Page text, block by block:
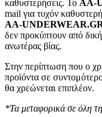
καθυστερήσεις. Το AA-
mail για τυχόν
AA-
δεν προκύπτουν από
ανωτέρας βίας.
Στην περίπτωση που ο
προϊόντα σε
θα χρεώνεται επιπλέον.
*Τα μεταφορικά σε όλη